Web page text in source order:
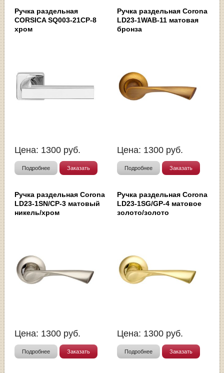
Ручка раздельная
CORSICA SQ003-21CP-8
хром
Цена: 1300 руб.
Подробнее Заказать
Ручка раздельная Corona
LD23-1WAB-11 матовая
бронза
Цена: 1300 руб.
Подробнее Заказать
Ручка раздельная Corona
LD23-1SN/CP-3 матовый
никель/хром
Цена: 1300 руб.
Подробнее Заказать
Ручка раздельная Corona
LD23-1SG/GP-4 матовое
золото/золото
Цена: 1300 руб.
Подробнее Заказать